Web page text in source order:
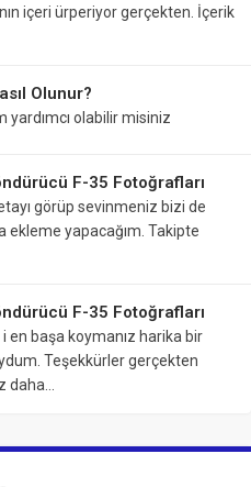
içeri ürperiyor gerçekten. İçerik
Olunur?
yardımcı olabilir misiniz
F-35 Fotoğrafları
görüp sevinmeniz bizi de
yapacağım. Takipte
F-35 Fotoğrafları
en başa koymanız harika bir
Teşekkürler gerçekten
daha…